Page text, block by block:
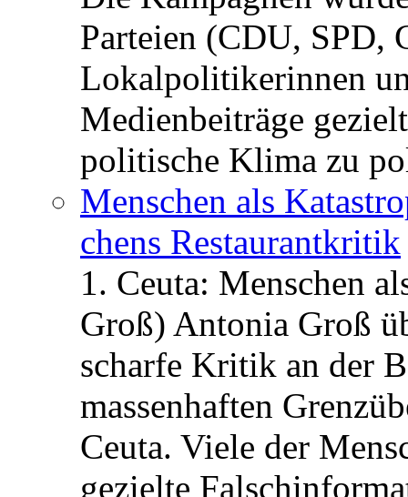
Parteien (CDU, SPD,
Lokalpolitikerinnen
Medienbeiträge
politische Klima zu
Menschen als
chens Restau­rant­kritik
1. Ceuta: Menschen
Groß) Antonia Groß
scharfe Kritik an der
massenhaften
Ceuta. Viele der
gezielte